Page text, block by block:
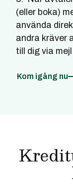
(eller boka)
använda
andra kräver
till dig via
Kom igång nu